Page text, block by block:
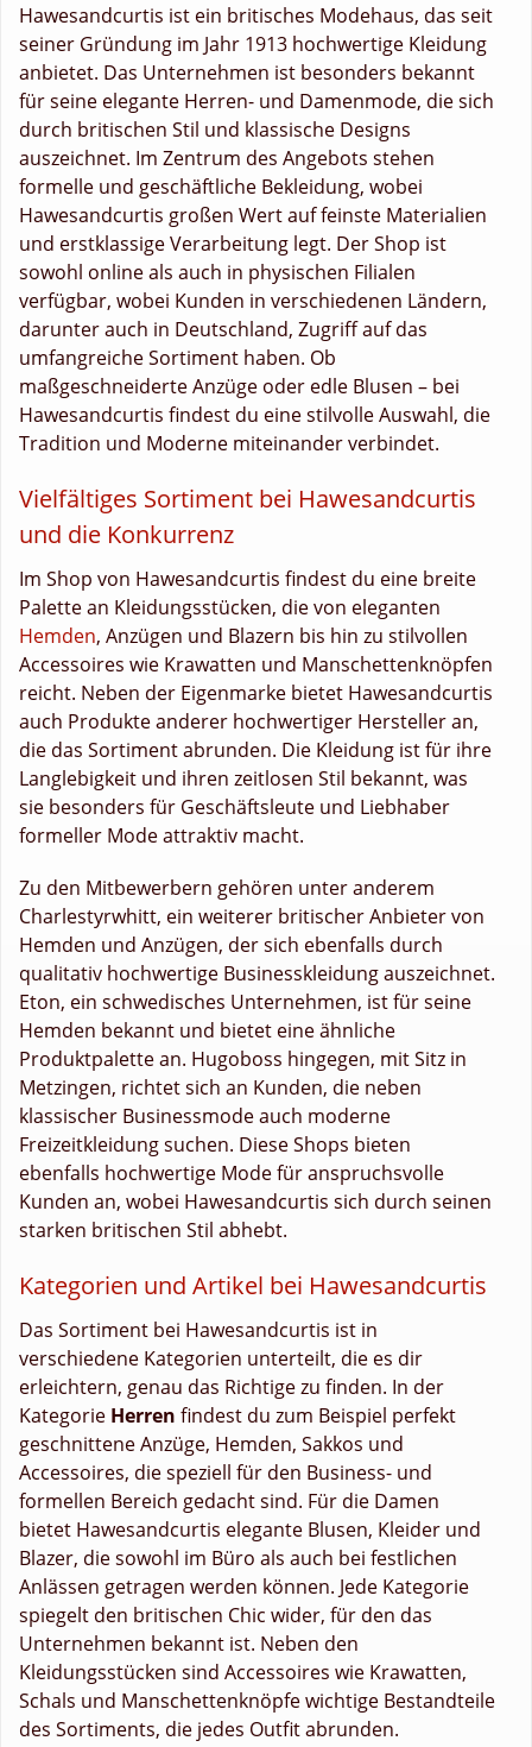
Hawesandcurtis ist ein britisches Modehaus, das seit
seiner Gründung im Jahr 1913 hochwertige Kleidung
anbietet. Das Unternehmen ist besonders bekannt
für seine elegante Herren- und Damenmode, die sich
durch britischen Stil und klassische Designs
auszeichnet. Im Zentrum des Angebots stehen
formelle und geschäftliche Bekleidung, wobei
Hawesandcurtis großen Wert auf feinste Materialien
und erstklassige Verarbeitung legt. Der Shop ist
sowohl online als auch in physischen Filialen
verfügbar, wobei Kunden in verschiedenen Ländern,
darunter auch in Deutschland, Zugriff auf das
umfangreiche Sortiment haben. Ob
maßgeschneiderte Anzüge oder edle Blusen – bei
Hawesandcurtis findest du eine stilvolle Auswahl, die
Tradition und Moderne miteinander verbindet.
Vielfältiges Sortiment bei Hawesandcurtis
und die Konkurrenz
Im Shop von Hawesandcurtis findest du eine breite
Palette an Kleidungsstücken, die von eleganten
Hemden, Anzügen und Blazern bis hin zu stilvollen
Accessoires wie Krawatten und Manschettenknöpfen
reicht. Neben der Eigenmarke bietet Hawesandcurtis
auch Produkte anderer hochwertiger Hersteller an,
die das Sortiment abrunden. Die Kleidung ist für ihre
Langlebigkeit und ihren zeitlosen Stil bekannt, was
sie besonders für Geschäftsleute und Liebhaber
formeller Mode attraktiv macht.
Zu den Mitbewerbern gehören unter anderem
Charlestyrwhitt, ein weiterer britischer Anbieter von
Hemden und Anzügen, der sich ebenfalls durch
qualitativ hochwertige Businesskleidung auszeichnet.
Eton, ein schwedisches Unternehmen, ist für seine
Hemden bekannt und bietet eine ähnliche
Produktpalette an. Hugoboss hingegen, mit Sitz in
Metzingen, richtet sich an Kunden, die neben
klassischer Businessmode auch moderne
Freizeitkleidung suchen. Diese Shops bieten
ebenfalls hochwertige Mode für anspruchsvolle
Kunden an, wobei Hawesandcurtis sich durch seinen
starken britischen Stil abhebt.
Kategorien und Artikel bei Hawesandcurtis
Das Sortiment bei Hawesandcurtis ist in
verschiedene Kategorien unterteilt, die es dir
erleichtern, genau das Richtige zu finden. In der
Kategorie Herren findest du zum Beispiel perfekt
geschnittene Anzüge, Hemden, Sakkos und
Accessoires, die speziell für den Business- und
formellen Bereich gedacht sind. Für die Damen
bietet Hawesandcurtis elegante Blusen, Kleider und
Blazer, die sowohl im Büro als auch bei festlichen
Anlässen getragen werden können. Jede Kategorie
spiegelt den britischen Chic wider, für den das
Unternehmen bekannt ist. Neben den
Kleidungsstücken sind Accessoires wie Krawatten,
Schals und Manschettenknöpfe wichtige Bestandteile
des Sortiments, die jedes Outfit abrunden.